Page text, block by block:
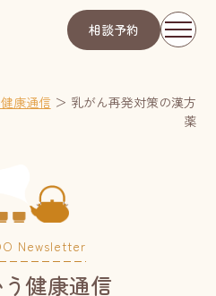
相談予約
康通信 ＞ 乳がん再発対策の漢方
薬
Newsletter
健康通信